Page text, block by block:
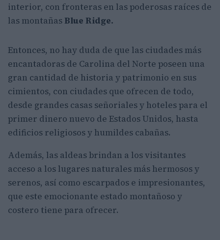
interior, con fronteras en las poderosas raíces de
las montañas Blue Ridge.
Entonces, no hay duda de que las ciudades más
encantadoras de Carolina del Norte poseen una
gran cantidad de historia y patrimonio en sus
cimientos, con ciudades que ofrecen de todo,
desde grandes casas señoriales y hoteles para el
primer dinero nuevo de Estados Unidos, hasta
edificios religiosos y humildes cabañas.
Además, las aldeas brindan a los visitantes
acceso a los lugares naturales más hermosos y
serenos, así como escarpados e impresionantes,
que este emocionante estado montañoso y
costero tiene para ofrecer.